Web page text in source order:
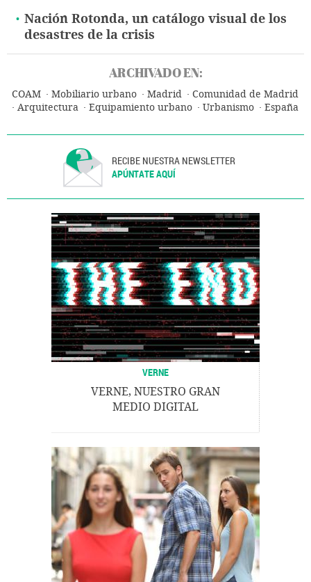
Nación Rotonda, un catálogo visual de los
desastres de la crisis
ARCHIVADO EN:
COAM Mobiliario urbano Madrid
Comunidad de Madrid
Arquitectura
Equipamiento urbano Urbanismo España
RECIBE NUESTRA NEWSLETTER
APÚNTATE AQUÍ
VERNE
VERNE, NUESTRO GRAN
MEDIO DIGITAL